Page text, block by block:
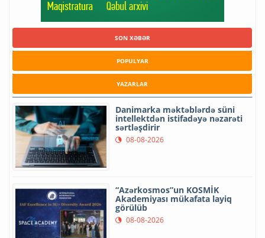
SON XƏBƏR
POPULYAR
YAZARLAR
Danimarka məktəblərdə süni
intellektdən istifadəyə nəzarəti
sərtləşdirir
08-08-2026
“Azərkosmos”un KOSMİK
Akademiyası mükafata layiq
görülüb
08-08-2026